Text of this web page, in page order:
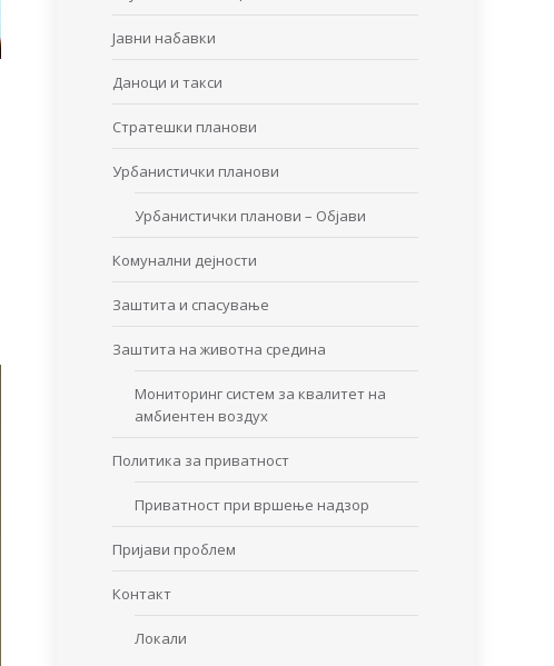
Јавни набавки
Даноци и такси
Стратешки планови
Урбанистички планови
Урбанистички планови – Објави
Комунални дејности
Заштита и спасување
Заштита на животна средина
Мониторинг систем за квалитет на
амбиентен воздух
Политика за приватност
Приватност при вршење надзор
Пријави проблем
Контакт
Локали